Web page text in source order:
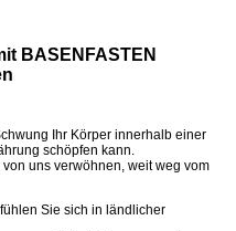
BASENFASTEN
Ihr Körper innerhalb einer
schöpfen kann.
uns verwöhnen, weit weg vom
Sie sich in ländlicher